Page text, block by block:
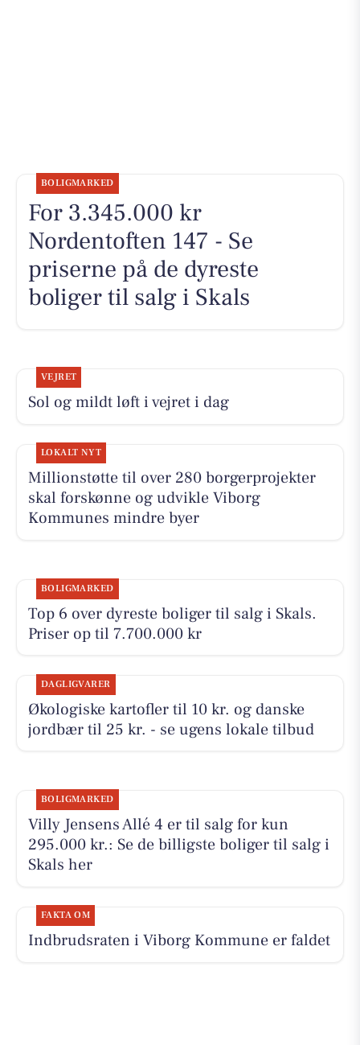
BOLIGMARKED
For 3.345.000 kr
Nordentoften 147 - Se
priserne på de dyreste
boliger til salg i Skals
VEJRET
Sol og mildt løft i vejret i dag
LOKALT NYT
Millionstøtte til over 280 borgerprojekter
skal forskønne og udvikle Viborg
Kommunes mindre byer
BOLIGMARKED
Top 6 over dyreste boliger til salg i Skals.
Priser op til 7.700.000 kr
DAGLIGVARER
Økologiske kartofler til 10 kr. og danske
jordbær til 25 kr. - se ugens lokale tilbud
BOLIGMARKED
Villy Jensens Allé 4 er til salg for kun
295.000 kr.: Se de billigste boliger til salg i
Skals her
FAKTA OM
Indbrudsraten i Viborg Kommune er faldet